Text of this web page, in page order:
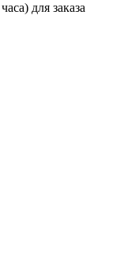
для заказа